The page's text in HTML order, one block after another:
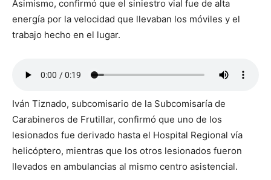
Asimismo, confirmó que el siniestro vial fue de alta
energía por la velocidad que llevaban los móviles y el
trabajo hecho en el lugar.
Iván Tiznado, subcomisario de la Subcomisaría de
Carabineros de Frutillar, confirmó que uno de los
lesionados fue derivado hasta el Hospital Regional vía
helicóptero, mientras que los otros lesionados fueron
llevados en ambulancias al mismo centro asistencial.